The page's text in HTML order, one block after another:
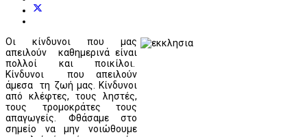
Οι κίνδυνοι που μας
απειλούν καθημερινά είναι
πολλοί και ποικίλοι.
Κίνδυνοι που απειλούν
άμεσα τη ζωή μας. Κίνδυνοι
από κλέφτες, τους ληστές,
τους τρομοκράτες τους
απαγωγείς. Φθάσαμε στο
σημείο να μην νοιώθουμε